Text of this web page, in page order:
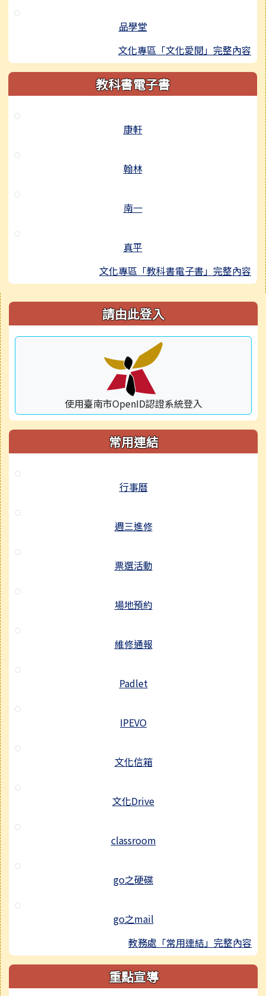
品學堂
文化專區「文化愛閱」完整內容
教科書電子書
康軒
翰林
南一
真平
文化專區「教科書電子書」完整內容
右邊區域內容 請由此登入
使用臺南市OpenID認證系統登入
常用連結
行事曆
週三進修
票選活動
場地預約
維修通報
Padlet
IPEVO
文化信箱
文化Drive
classroom
go之硬碟
go之mail
教務處「常用連結」完整內容
重點宣導